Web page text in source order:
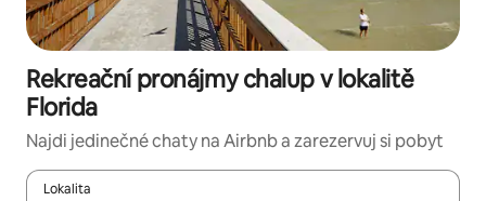
Rekreační pronájmy chalup v lokalitě
Florida
Najdi jedinečné chaty na Airbnb a zarezervuj si pobyt
Lokalita